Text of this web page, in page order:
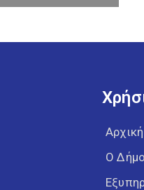
Αρχική
Ο